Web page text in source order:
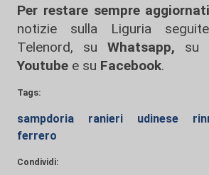
Per restare sempre aggiornati
notizie sulla Liguria
Telenord, su
Whatsapp, su
Youtube e su Facebook.
Tags:
sampdoria ranieri udinese
ferrero
Condividi: